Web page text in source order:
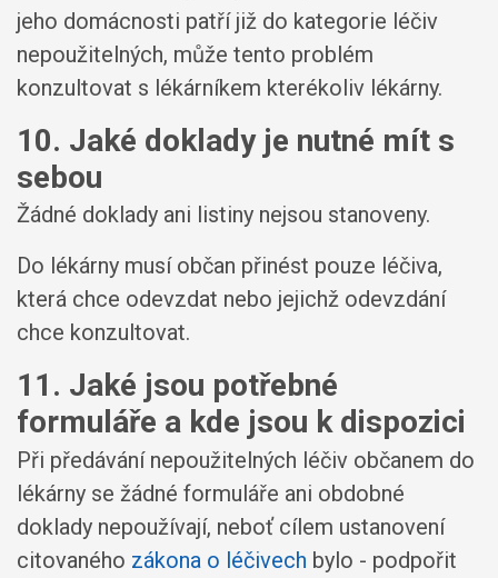
jeho domácnosti patří již do kategorie léčiv
nepoužitelných, může tento problém
konzultovat s lékárníkem kterékoliv lékárny.
10. Jaké doklady je nutné mít s
sebou
Žádné doklady ani listiny nejsou stanoveny.
Do lékárny musí občan přinést pouze léčiva,
která chce odevzdat nebo jejichž odevzdání
chce konzultovat.
11. Jaké jsou potřebné
formuláře a kde jsou k dispozici
Při předávání nepoužitelných léčiv občanem do
lékárny se žádné formuláře ani obdobné
doklady nepoužívají, neboť cílem ustanovení
citovaného zákona o léčivech bylo - podpořit